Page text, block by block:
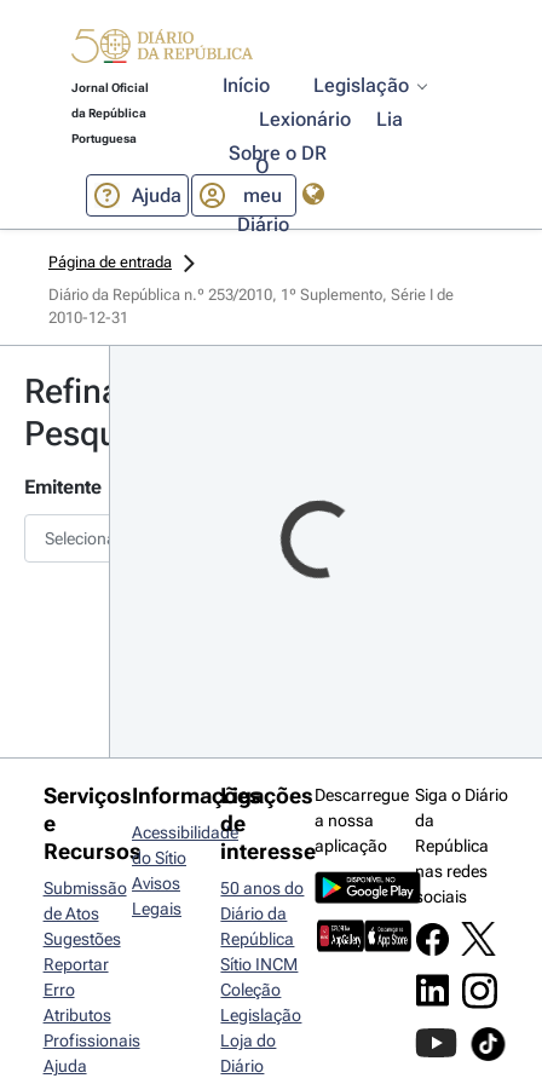
Jornal Oficial
da República
Portuguesa
Início
Legislação
Lexionário
Lia
Sobre o DR
Ajuda
O
meu
Diário
Página de entrada
Diário da República n.º 253/2010, 1º Suplemento, Série I de
2010-12-31
Refinar
Pesquisa
Emitente
Selecionar
Serviços
e
Recursos
Submissão
de Atos
Sugestões
Reportar
Erro
Atributos
Profissionais
Ajuda
Informações
Acessibilidade
do Sítio
Avisos
Legais
Ligações
de
interesse
50 anos do
Diário da
República
Sítio INCM
Coleção
Legislação
Loja do
Diário
Descarregue
a nossa
aplicação
Siga o Diário
da
República
nas redes
sociais